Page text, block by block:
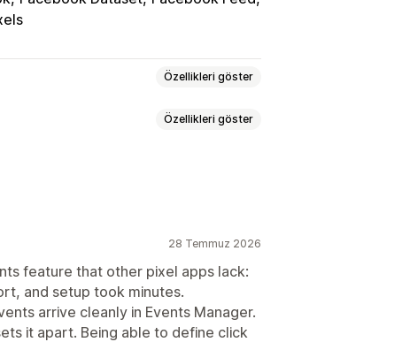
Özellikleri göster
Dönüşüm izleme
Özellikleri göster
Piksel takibi
28 Temmuz 2026
feature that other pixel apps lack:
and setup took minutes.
arrive cleanly in Events Manager.
it apart. Being able to define click